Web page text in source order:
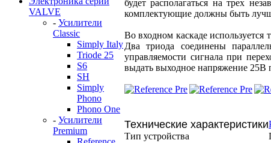
VALVE
- Усилители
Classic
Simply Italy
Triode 25
S6
SH
Simply
Phono
Phono One
- Усилители
Premium
будет располагаться на трех
комплектующие должны быть
Во входном каскаде
Два триода соединены
управляемости сигнала при
выдать выходное напряжение 25В
Технические характеристики
Тип устройства